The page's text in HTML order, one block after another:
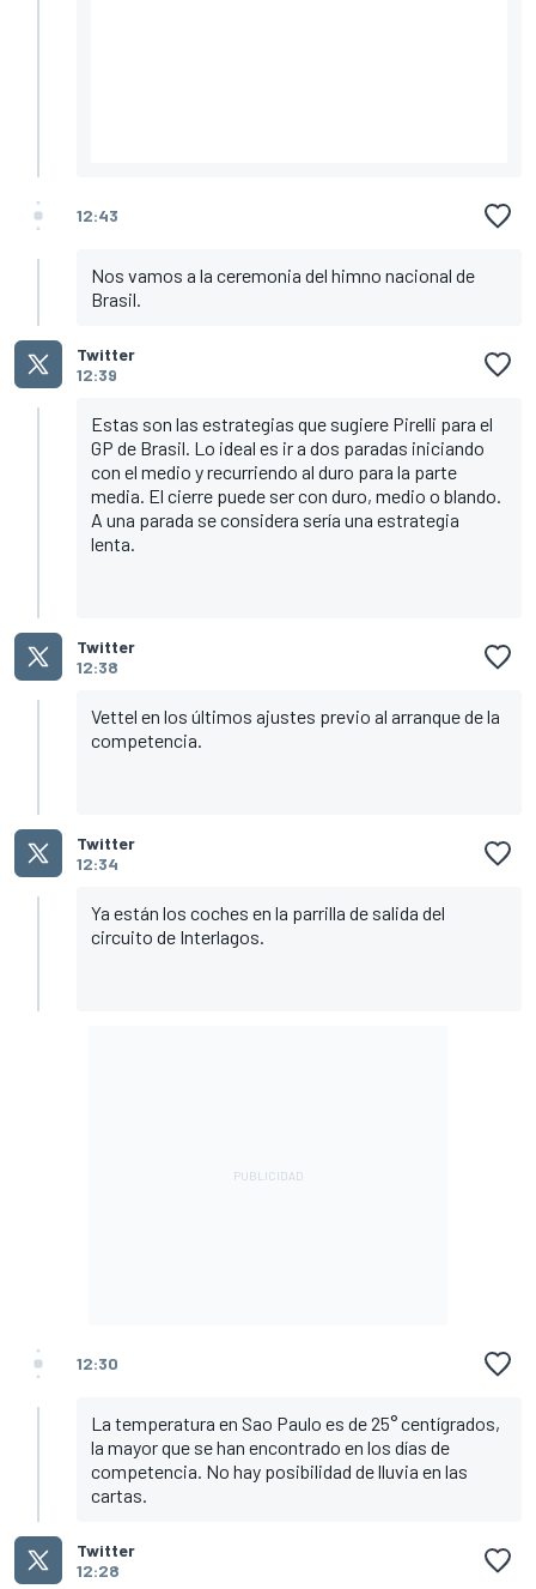
12:43
Nos vamos a la ceremonia del himno nacional de
Brasil.
Twitter
12:39
Estas son las estrategias que sugiere Pirelli para el
GP de Brasil. Lo ideal es ir a dos paradas iniciando
con el medio y recurriendo al duro para la parte
media. El cierre puede ser con duro, medio o blando.
A una parada se considera sería una estrategia
lenta.
Twitter
12:38
Vettel en los últimos ajustes previo al arranque de la
competencia.
Twitter
12:34
Ya están los coches en la parrilla de salida del
circuito de Interlagos.
12:30
La temperatura en Sao Paulo es de 25° centígrados,
la mayor que se han encontrado en los días de
competencia. No hay posibilidad de lluvia en las
cartas.
Twitter
12:28